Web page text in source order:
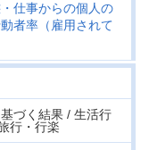
仕事からの個人の
者率（雇用されて
づく結果 / 生活行
行・行楽